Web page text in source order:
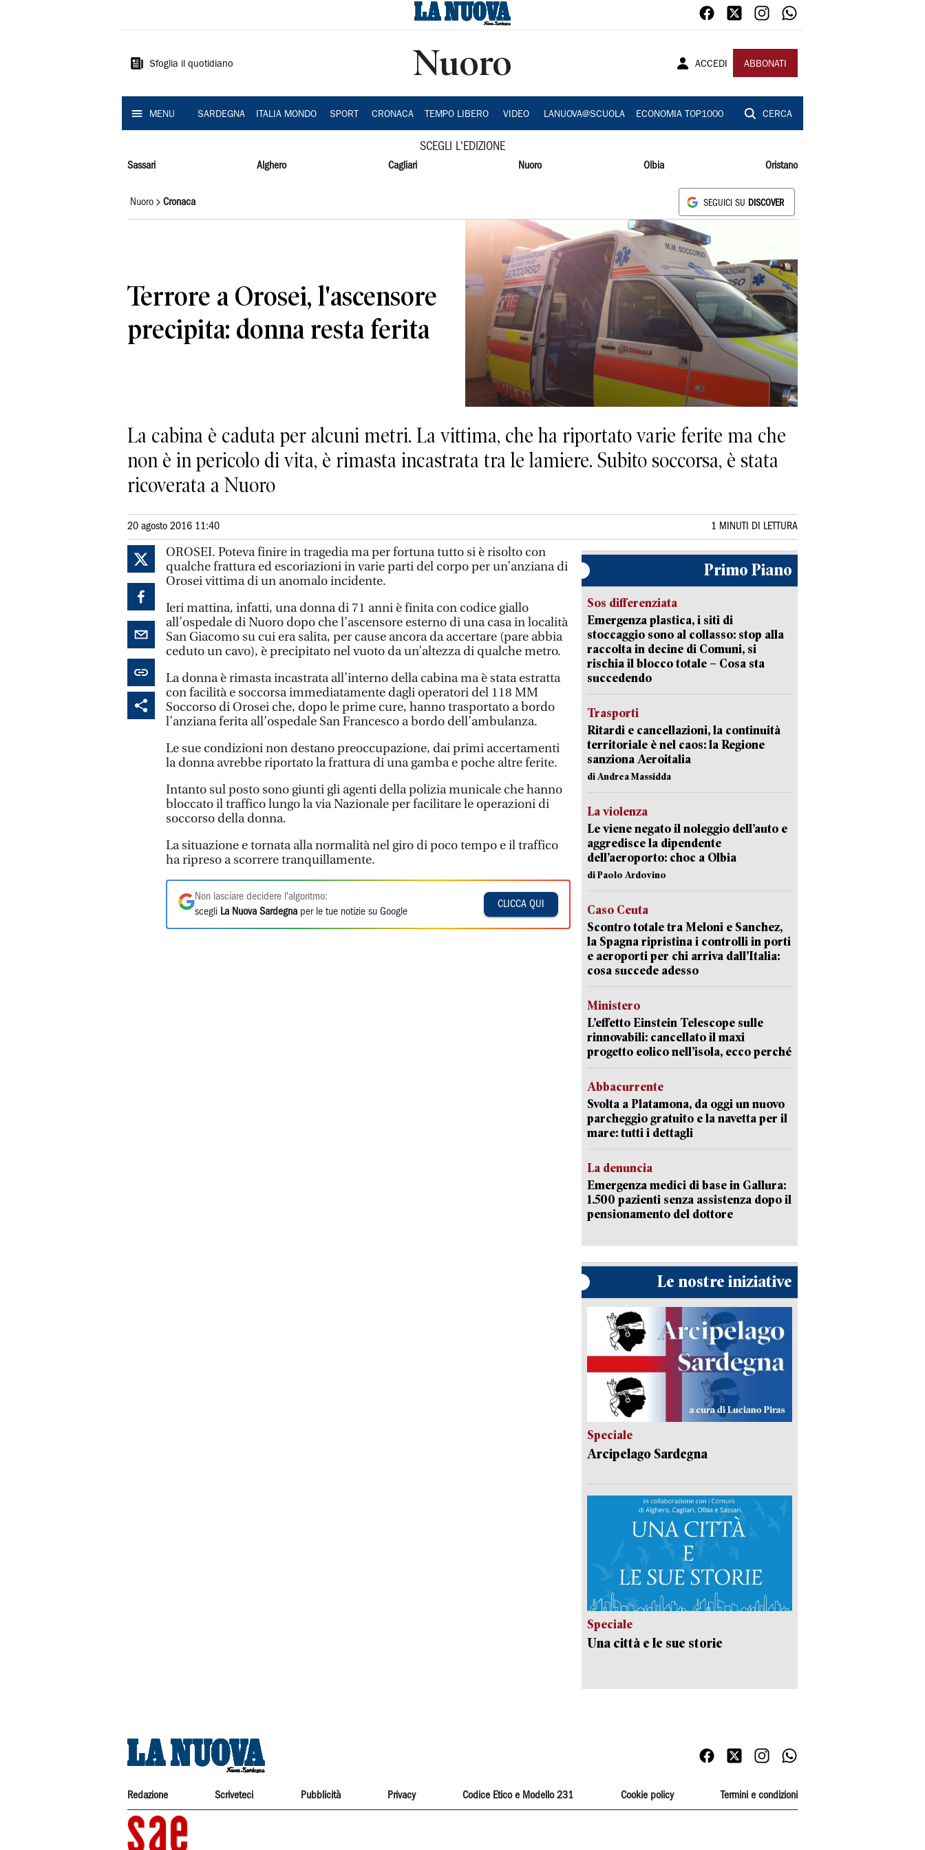
Sardegna
Sfoglia il quotidiano Nuoro ACCEDI ABBONATI
MENU SARDEGNA ITALIA MONDO SPORT CRONACA TEMPO LIBERO VIDEO LANUOVA@SCUOLA ECONOMIA TOP1000 CERCA
SCEGLI L'EDIZIONE
Sassari Alghero Cagliari Nuoro Olbia Oristano
Nuoro Cronaca SEGUICI SU DISCOVER
Terrore a Orosei, l'ascensore
precipita: donna resta ferita
La cabina è caduta per alcuni metri. La vittima, che ha riportato varie ferite ma che
non è in pericolo di vita, è rimasta incastrata tra le lamiere. Subito soccorsa, è stata
ricoverata a Nuoro
20 agosto 2016 11:40 1 MINUTI DI LETTURA
OROSEI. Poteva finire in tragedia ma per fortuna tutto si è risolto con
qualche frattura ed escoriazioni in varie parti del corpo per un’anziana di
Orosei vittima di un anomalo incidente.
Ieri mattina, infatti, una donna di 71 anni è finita con codice giallo
all’ospedale di Nuoro dopo che l’ascensore esterno di una casa in località
San Giacomo su cui era salita, per cause ancora da accertare (pare abbia
ceduto un cavo), è precipitato nel vuoto da un’altezza di qualche metro.
La donna è rimasta incastrata all’interno della cabina ma è stata estratta
con facilità e soccorsa immediatamente dagli operatori del 118 MM
Soccorso di Orosei che, dopo le prime cure, hanno trasportato a bordo
l’anziana ferita all’ospedale San Francesco a bordo dell’ambulanza.
Le sue condizioni non destano preoccupazione, dai primi accertamenti
la donna avrebbe riportato la frattura di una gamba e poche altre ferite.
Intanto sul posto sono giunti gli agenti della polizia municale che hanno
bloccato il traffico lungo la via Nazionale per facilitare le operazioni di
soccorso della donna.
La situazione e tornata alla normalità nel giro di poco tempo e il traffico
ha ripreso a scorrere tranquillamente.
Non lasciare decidere l'algoritmo:
scegli La Nuova Sardegna per le tue notizie su Google
CLICCA QUI
Primo Piano
Sos differenziata
Emergenza plastica, i siti di
stoccaggio sono al collasso: stop alla
raccolta in decine di Comuni, si
rischia il blocco totale – Cosa sta
succedendo
Trasporti
Ritardi e cancellazioni, la continuità
territoriale è nel caos: la Regione
sanziona Aeroitalia
di Andrea Massidda
La violenza
Le viene negato il noleggio dell’auto e
aggredisce la dipendente
dell’aeroporto: choc a Olbia
di Paolo Ardovino
Caso Ceuta
Scontro totale tra Meloni e Sanchez,
la Spagna ripristina i controlli in porti
e aeroporti per chi arriva dall’Italia:
cosa succede adesso
Ministero
L’effetto Einstein Telescope sulle
rinnovabili: cancellato il maxi
progetto eolico nell’isola, ecco perché
Abbacurrente
Svolta a Platamona, da oggi un nuovo
parcheggio gratuito e la navetta per il
mare: tutti i dettagli
La denuncia
Emergenza medici di base in Gallura:
1.500 pazienti senza assistenza dopo il
pensionamento del dottore
Le nostre iniziative
Speciale
Arcipelago Sardegna
Speciale
Una città e le sue storie
Redazione Scriveteci Pubblicità Privacy Codice Etico e Modello 231 Cookie policy Termini e condizioni